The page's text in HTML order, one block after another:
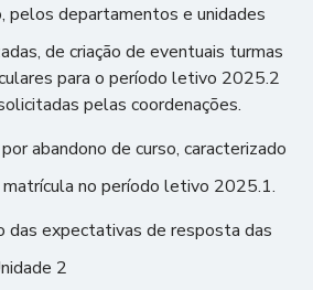
pelos departamentos e unidades
de criação de eventuais turmas
para o período letivo 2025.2
pelas coordenações.
abandono de curso, caracterizado
no período letivo 2025.1.
das expectativas de resposta das
2